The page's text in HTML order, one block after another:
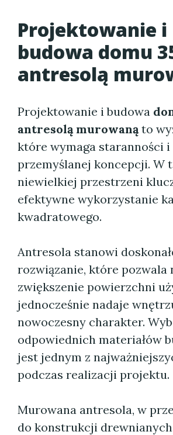
Projektowanie i
budowa domu
antresolą
Projektowanie i budowa
antresolą murowanąto
które wymaga staranności i
przemyślanej koncepcji. W
niewielkiej przestrzeni
efektywne wykorzystanie
kwadratowego.
Antresola stanowi
rozwiązanie, które pozwala
zwiększenie powierzchni
jednocześnie nadaje
nowoczesny charakter.
odpowiednich materiałów
jest jednym z
podczas realizacji projektu.
Murowana antresola, w
do konstrukcji